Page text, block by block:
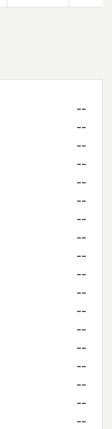
--
--
--
--
--
--
--
--
--
--
--
--
--
--
--
--
--
--